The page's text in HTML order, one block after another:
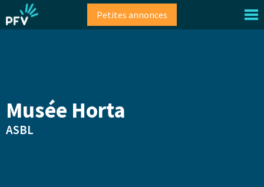
au
contenu
Petites annonces
Musée Horta
ASBL